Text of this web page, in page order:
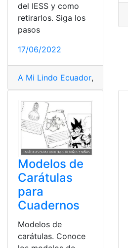
del IESS y como
retirarlos. Siga los
pasos
17/06/2022
A Mi Lindo Ecuador,
Modelos de
Carátulas
para
Cuadernos
Modelos de
carátulas. Conoce